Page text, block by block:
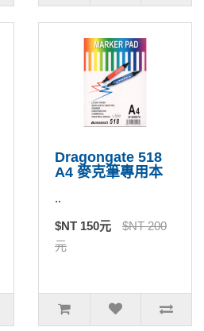
Dragongate 518
A4 麥克筆專用本
..
$NT 150元
$NT 200
元